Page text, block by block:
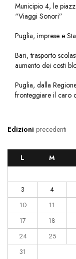
Municipio 4, le
“Viaggi Sonori”
Puglia, imprese e
Bari, trasporto
aumento dei costi
Puglia, dalla
fronteggiare il caro
Edizioni precedenti
L M
3
4
10
11
17
18
24
25
31